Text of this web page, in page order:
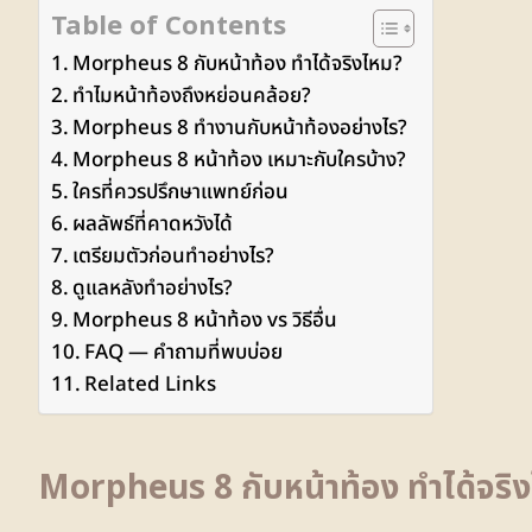
Table of Contents
Morpheus 8 กับหน้าท้อง ทำได้จริงไหม?
ทำไมหน้าท้องถึงหย่อนคล้อย?
Morpheus 8 ทำงานกับหน้าท้องอย่างไร?
Morpheus 8 หน้าท้อง เหมาะกับใครบ้าง?
ใครที่ควรปรึกษาแพทย์ก่อน
ผลลัพธ์ที่คาดหวังได้
เตรียมตัวก่อนทำอย่างไร?
ดูแลหลังทำอย่างไร?
Morpheus 8 หน้าท้อง vs วิธีอื่น
FAQ — คำถามที่พบบ่อย
Related Links
Morpheus 8 กับหน้าท้อง ทำได้จริ